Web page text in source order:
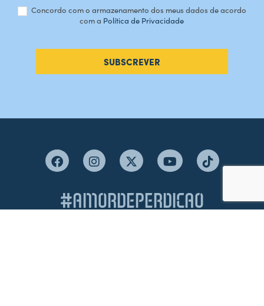
Concordo com o armazenamento dos meus dados de acordo
com a Política de Privacidade
SUBSCREVER
#AMORDEPERDICAO